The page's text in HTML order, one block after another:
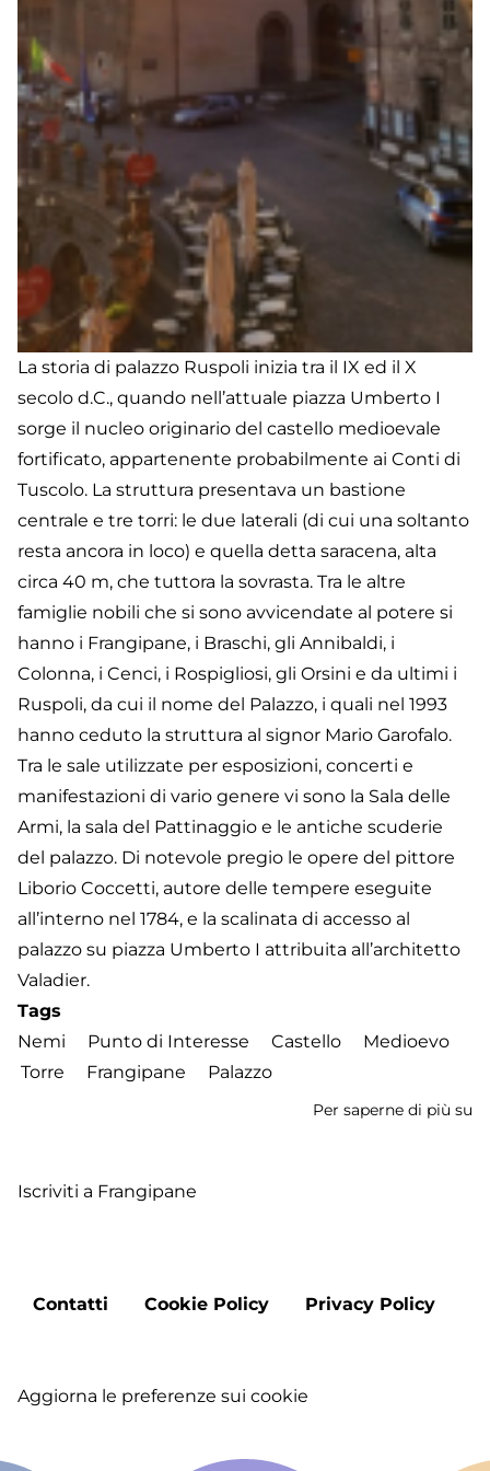
La storia di palazzo Ruspoli inizia tra il IX ed il X
secolo d.C., quando nell’attuale piazza Umberto I
sorge il nucleo originario del castello medioevale
fortificato, appartenente probabilmente ai Conti di
Tuscolo. La struttura presentava un bastione
centrale e tre torri: le due laterali (di cui una soltanto
resta ancora in loco) e quella detta saracena, alta
circa 40 m, che tuttora la sovrasta. Tra le altre
famiglie nobili che si sono avvicendate al potere si
hanno i Frangipane, i Braschi, gli Annibaldi, i
Colonna, i Cenci, i Rospigliosi, gli Orsini e da ultimi i
Ruspoli, da cui il nome del Palazzo, i quali nel 1993
hanno ceduto la struttura al signor Mario Garofalo.
Tra le sale utilizzate per esposizioni, concerti e
manifestazioni di vario genere vi sono la Sala delle
Armi, la sala del Pattinaggio e le antiche scuderie
del palazzo. Di notevole pregio le opere del pittore
Liborio Coccetti, autore delle tempere eseguite
all’interno nel 1784, e la scalinata di accesso al
palazzo su piazza Umberto I attribuita all’architetto
Valadier.
Tags
Nemi
Punto di Interesse Castello
Medioevo
Torre
Frangipane Palazzo
Per saperne di più su
Iscriviti a Frangipane
Footer
Contatti Cookie Policy Privacy Policy
Aggiorna le preferenze sui cookie